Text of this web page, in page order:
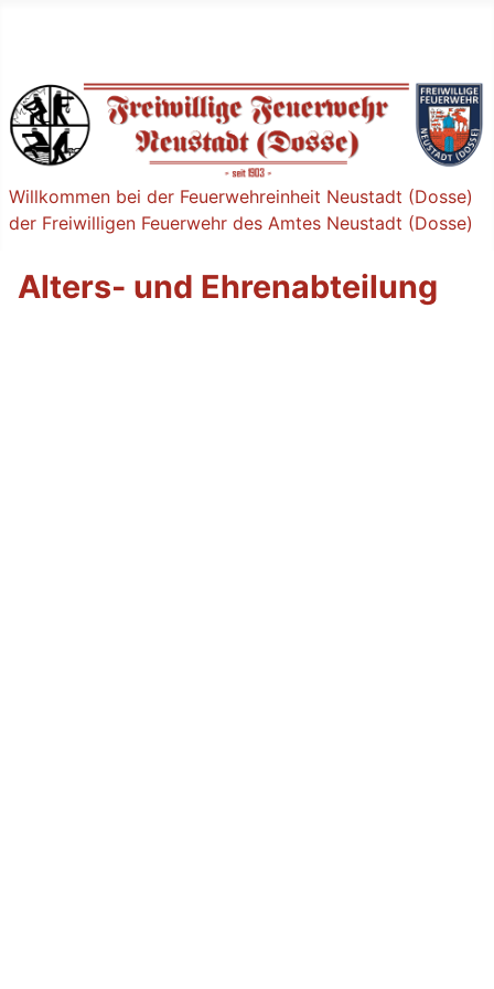
Willkommen bei der Feuerwehreinheit Neustadt (Dosse)
der Freiwilligen Feuerwehr des Amtes Neustadt (Dosse)
Alters- und Ehrenabteilung